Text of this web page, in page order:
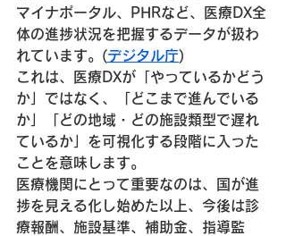
マイナポータル、PHRなど、医療DX全
体の進捗状況を把握するデータが扱わ
れています。(デジタル庁⁠)
これは、医療DXが「やっているかどう
か」ではなく、「どこまで進んでいる
か」「どの地域・どの施設類型で遅れ
ているか」を可視化する段階に入った
ことを意味します。
医療機関にとって重要なのは、国が進
捗を見える化し始めた以上、今後は診
療報酬、施設基準、補助金、指導監